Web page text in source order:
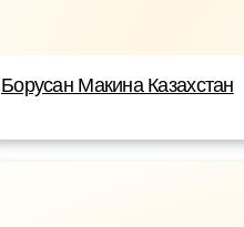
Борусан Макина Казахстан